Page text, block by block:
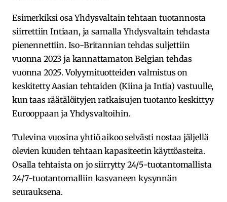
Esimerkiksi osa Yhdysvaltain tehtaan tuotannosta
siirrettiin Intiaan, ja samalla Yhdysvaltain tehdasta
pienennettiin. Iso-Britannian tehdas suljettiin
vuonna 2023 ja kannattamaton Belgian tehdas
vuonna 2025. Volyymituotteiden valmistus on
keskitetty Aasian tehtaiden (Kiina ja Intia) vastuulle,
kun taas räätälöityjen ratkaisujen tuotanto keskittyy
Eurooppaan ja Yhdysvaltoihin.
Tulevina vuosina yhtiö aikoo selvästi nostaa jäljellä
olevien kuuden tehtaan kapasiteetin käyttöasteita.
Osalla tehtaista on jo siirrytty 24/5-tuotantomallista
24/7-tuotantomalliin kasvaneen kysynnän
seurauksena.